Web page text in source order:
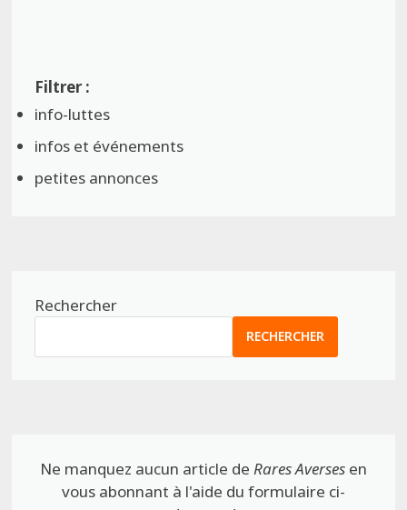
info-luttes
infos et événements
petites annonces
Rechercher
RECHERCHER
Ne manquez aucun article de Rares Aversesen
vous abonnant à l'aide du formulaire ci-